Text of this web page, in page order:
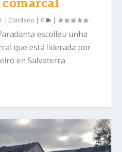
| Condado | 0 |
escolleu unha
que está liderada por
en Salvaterra